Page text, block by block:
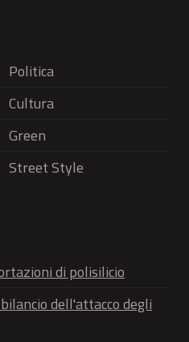
Politica
Cultura
Green
Street Style
di polisilicio
dell'attacco degli